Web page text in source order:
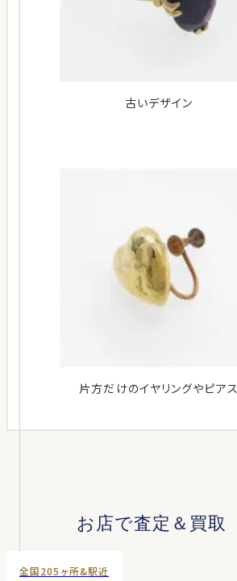
古いデザイン
片方だけのイヤリングやピアス
お店で査定＆買取
全国205ヶ所&駅近